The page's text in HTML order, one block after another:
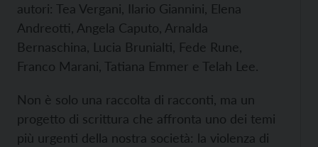
autori: Tea Vergani, Ilario Giannini, Elena
Andreotti, Angela Caputo, Arnalda
Bernaschina, Lucia Brunialti, Fede Rune,
Franco Marani, Tatiana Emmer e Telah Lee.
Non è solo una raccolta di racconti, ma un
progetto di scrittura che affronta uno dei temi
più urgenti della nostra società: la violenza di